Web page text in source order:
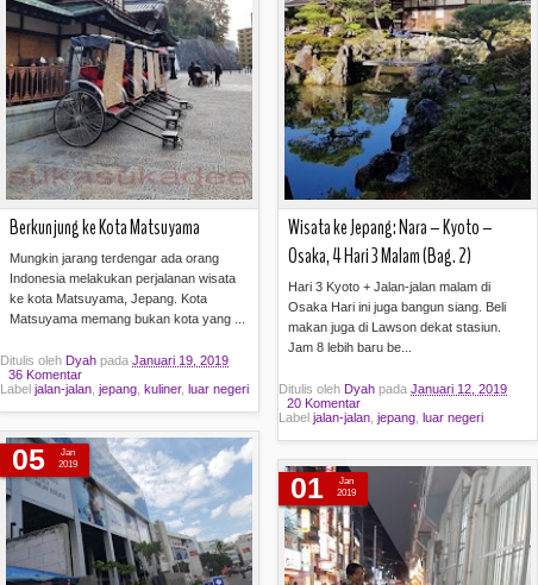
Berkunjung ke Kota Matsuyama
Mungkin jarang terdengar ada orang
Indonesia melakukan perjalanan wisata
ke kota Matsuyama, Jepang. Kota
Matsuyama memang bukan kota yang ...
Ditulis oleh Dyah pada Januari 19, 2019
36 Komentar
Label jalan-jalan jepang kuliner, luar negeri
Wisata ke Jepang: Nara – Kyoto –
Osaka, 4 Hari 3 Malam (Bag. 2)
Hari 3 Kyoto + Jalan-jalan malam di
Osaka Hari ini juga bangun siang. Beli
makan juga di Lawson dekat stasiun.
Jam 8 lebih baru be...
Ditulis oleh Dyah pada Januari 12, 2019
20 Komentar
Label jalan-jalan jepang luar negeri
05
Jan
2019
01
Jan
2019